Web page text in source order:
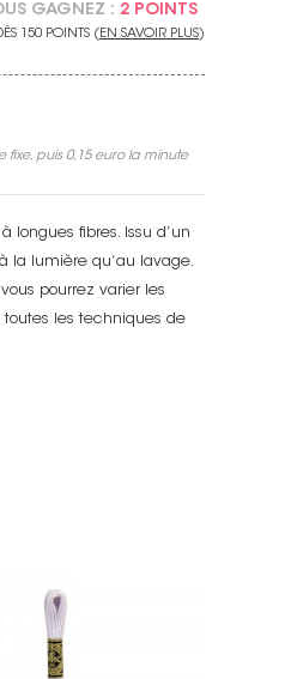
GAGNEZ : 2 POINTS
150 POINTS ( EN SAVOIR PLUS)
fixe, puis 0,15 eurola minute
fibres. Issu d’un
la lumière qu’au lavage.
pourrez varier les
les techniques de